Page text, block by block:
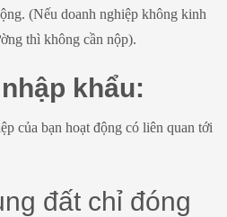
(Nếu doanh nghiệp không kinh
thì không cần nộp).
khẩu:
của bạn hoạt động có liên quan tới
đất chỉ đóng